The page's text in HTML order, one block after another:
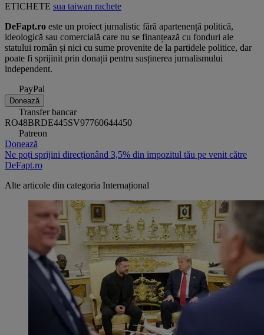
ETICHETE sua taiwan rachete
DeFapt.ro este un proiect jurnalistic fără apartenență politică,
ideologică sau comercială care nu se finanțează cu fonduri ale
statului român și nici cu sume provenite de la partidele politice, dar
poate fi sprijinit prin donații pentru susținerea jurnalismului
independent.
PayPal
Donează
Transfer bancar
RO48BRDE445SV97760644450
Patreon
Donează
Ne poți sprijini direcționând 3,5% din impozitul tău pe venit către
DeFapt.ro
Alte articole din categoria Internațional